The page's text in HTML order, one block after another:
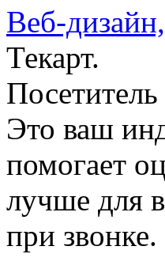
Веб-дизайн,
Текарт.
Это ваш
помогает
лучше для
при звонке.